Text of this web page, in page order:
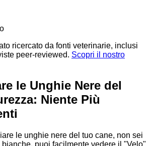
ricercato da fonti veterinarie, inclusi
peer-reviewed. Scopri il nostro
le Unghie Nere del
Niente Più
le unghie nere del tuo cane, non sei
puoi facilmente vedere il "Velo"